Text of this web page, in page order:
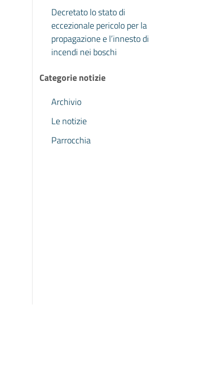
Decretato lo stato di
eccezionale pericolo per la
propagazione e l’innesto di
incendi nei boschi
Categorie notizie
Archivio
Le notizie
Parrocchia